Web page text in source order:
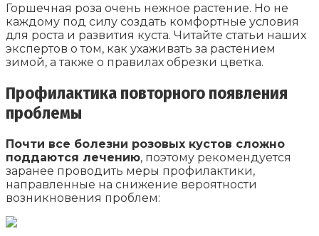
Горшечная роза очень нежное растение. Но не
каждому под силу создать комфортные условия
для роста и развития куста. Читайте статьи наших
экспертов о том, как ухаживать за растением
зимой, а также о правилах обрезки цветка.
Профилактика повторного появления
проблемы
Почти все болезни розовых кустов сложно
поддаются лечению, поэтому рекомендуется
заранее проводить меры профилактики,
направленные на снижение вероятности
возникновения проблем: